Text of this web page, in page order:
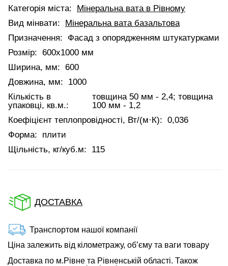
Категорія міста:
Мінеральна вата в Рівному
Вид мінвати:
Мінеральна вата базальтова
Призначення:
Фасад з опорядженням штукатурками
Розмір: 600x1000 мм
Ширина, мм: 600
Довжина, мм:
1000
Кількість в
упаковці, кв.м.:
товщина 50 мм - 2,4; товщина
100 мм - 1,2
Коефіцієнт теплопровідності, Вт/(м·К): 0,036
Форма:
плити
Щільність, кг/куб.м:
115
ДОСТАВКА
Транспортом нашої компанії
Ціна залежить від кілометражу, об’єму та ваги товару
Доставка по м.Рівне та Рівненській області. Також